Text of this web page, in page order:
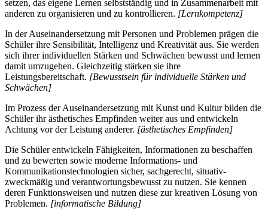
setzen, das eigene Lernen selbstständig und in Zusammenarbeit mit
anderen zu organisieren und zu kontrollieren. [Lernkompetenz]
In der Auseinandersetzung mit Personen und Problemen prägen die
Schüler ihre Sensibilität, Intelligenz und Kreativität aus. Sie werden
sich ihrer individuellen Stärken und Schwächen bewusst und lernen
damit umzugehen. Gleichzeitig stärken sie ihre
Leistungsbereitschaft. [Bewusstsein für individuelle Stärken und
Schwächen]
Im Prozess der Auseinandersetzung mit Kunst und Kultur bilden die
Schüler ihr ästhetisches Empfinden weiter aus und entwickeln
Achtung vor der Leistung anderer. [ästhetisches Empfinden]
Die Schüler entwickeln Fähigkeiten, Informationen zu beschaffen
und zu bewerten sowie moderne Informations- und
Kommunikationstechnologien sicher, sachgerecht, situativ-
zweckmäßig und verantwortungsbewusst zu nutzen. Sie kennen
deren Funktionsweisen und nutzen diese zur kreativen Lösung von
Problemen. [informatische Bildung]